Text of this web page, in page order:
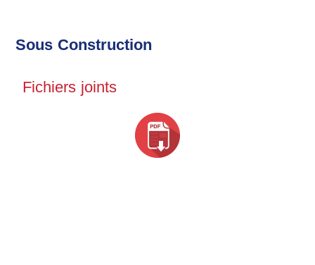
Sous Construction
Fichiers joints